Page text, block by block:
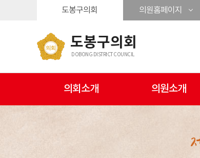
도봉구의회 의원홈페이지
도봉구의회
DOBONG DISTRICT COUNCIL
의회소개 의원소개